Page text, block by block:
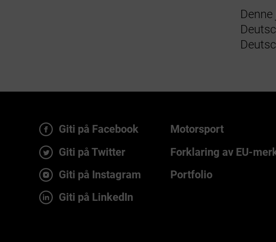
Giti på Facebook
Giti på Twitter
Giti på Instagram
Giti på LinkedIn
Motorsport
Forklaring av EU-
Portfolio